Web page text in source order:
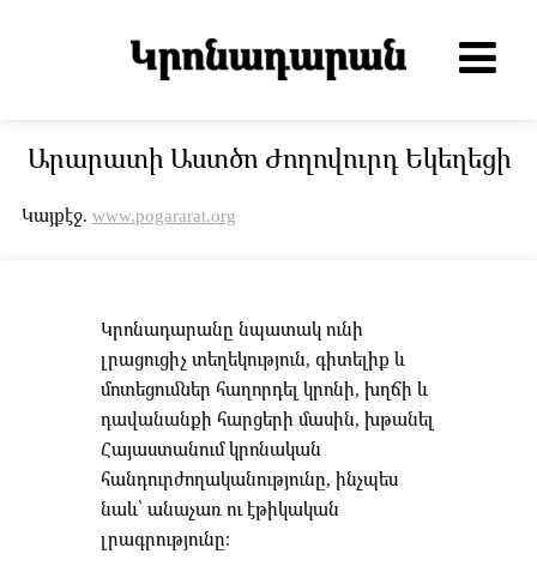
Արարատի Աստծո Ժողովուրդ Եկեղեցի
Կայքէջ. www.pogararat.org
Կրոնադարանը նպատակ ունի
լրացուցիչ տեղեկություն, գիտելիք և
մոտեցումներ հաղորդել կրոնի, խղճի և
դավանանքի հարցերի մասին, խթանել
Հայաստանում կրոնական
հանդուրժողականությունը, ինչպես
նաև՝ անաչառ ու էթիկական
լրագրությունը։